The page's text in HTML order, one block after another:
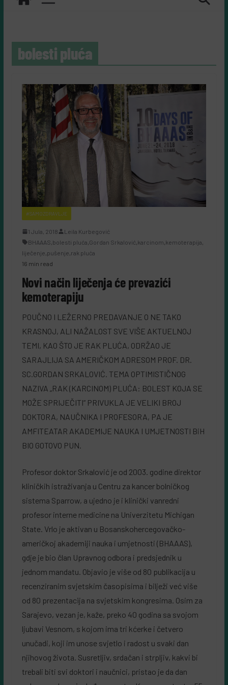
bolesti pluća
#SAMOZDRAVLJE
1 Jula, 2018
Leila Kurbegović
BHAAAS bolesti pluća Gordan Srkalović karcinom kemoterapija
liječenje pušenje rak pluća
16 min read
Novi način liječenja će prevazići
kemoterapiju
POUČNO I LEŽERNO PREDAVANJE O NE TAKO
KRASNOJ, ALI NAŽALOST SVE VIŠE AKTUELNOJ
TEMI, KAO ŠTO JE RAK PLUĆA, ODRŽAO JE
SARAJLIJA SA AMERIČKOM ADRESOM PROF. DR.
SC.GORDAN SRKALOVIĆ. TEMA OPTIMISTIČNOG
NAZIVA „RAK (KARCINOM) PLUĆA: BOLEST KOJA SE
MOŽE SPRIJEČITI“ PRIVUKLA JE VELIKI BROJ
DOKTORA, NAUČNIKA I PROFESORA, PA JE
AMFITEATAR AKADEMIJE NAUKA I UMJETNOSTI BiH
BIO GOTOVO PUN.
Profesor doktor Srkalović je od 2003. godine direktor
kliničkih istraživanja u Centru za kancer bolničkog
sistema Sparrow, a ujedno je i klinički vanredni
profesor interne medicine na Univerzitetu Michigan
State. Vrlo je aktivan u Bosanskohercegovačko-
američkoj akademiji nauka i umjetnosti (BHAAAS),
gdje je bio član Upravnog odbora i predsjednik u
jednom mandatu. Objavio je više od 80 publikacija u
recenziranim svjetskim časopisima i bilježi već više
od 80 prezentacija na svjetskim kongresima. Osim za
Sarajevo, vezan je, kaže, preko 40 godina sa svojom
ljubavi Vesnom, s kojom ima tri kćerke i četvero
unučadi, koji im unose svjetlo i radost u svaki dan
njihovog života. Susretljiv, srdačan i strpljiv, kakvi bi
trebali biti svi doktori i naučnici, pristao je da dan